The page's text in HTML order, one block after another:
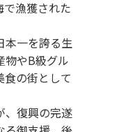
漁獲された
本一を誇る生
物やB級グル
の街として
、復興の完遂